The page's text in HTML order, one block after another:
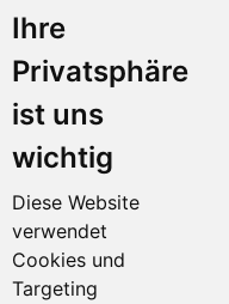
Ihre
Privatsphäre
ist uns
wichtig
Diese Website
verwendet
Cookies und
Targeting